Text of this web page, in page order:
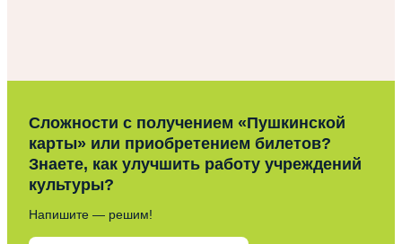
Сложности с получением «Пушкинской
карты» или приобретением билетов?
Знаете, как улучшить работу учреждений
культуры?
Напишите — решим!